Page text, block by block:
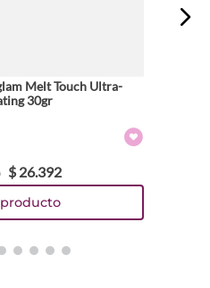
Melt Touch Ultra-
30gr
$ 26.392